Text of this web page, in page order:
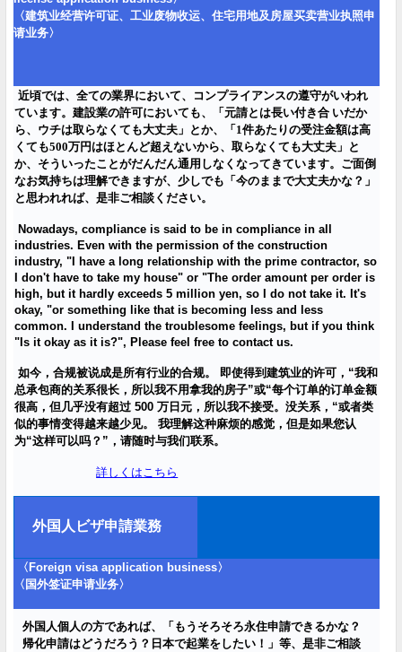
〈建筑业经营许可证、工业废物收运、住宅用地及房屋买卖营业执照申
请业务〉
近頃では、全ての業界において、コンプライアンスの遵守がいわれ
ています。建設業の許可においても、「元請とは長い付き合 いだか
ら、ウチは取らなくても大丈夫」とか、「1件あたりの受注金額は高
くても500万円はほとんど超えないから、取らなくても大丈夫」と
か、そういったことがだんだん通用しなくなってきています。ご面倒
なお気持ちは理解できますが、少しでも「今のままで大丈夫かな？」
と思われれば、是非ご相談ください。
Nowadays, compliance is said to be in compliance in all
industries. Even with the permission of the construction
industry, "I have a long relationship with the prime contractor, so
I don't have to take my house" or "The order amount per order is
high, but it hardly exceeds 5 million yen, so I do not take it. It's
okay, "or something like that is becoming less and less
common. I understand the troublesome feelings, but if you think
"Is it okay as it is?", Please feel free to contact us.
如今，合规被说成是所有行业的合规。 即使得到建筑业的许可，“我和
总承包商的关系很长 ，所以我不用拿我的房子”或“每个订单的订单金额
很高，但几乎没有超过 500万日元，所以我不接受。没关系，“或者类
似的事情变得越来越少见。 我理解这种麻烦的感觉 ，但是如果您认
为“这样可以吗 ？”，请随时与我们联系。
詳しくはこちら
外国人ビザ申請業務
〈Foreign visa application business〉
〈国外签证申请业务〉
外国人個人の方であれば、「もうそろそろ永住申請できるかな？
帰化申請はどうだろう？日本で起業をしたい！」等、是非ご相談